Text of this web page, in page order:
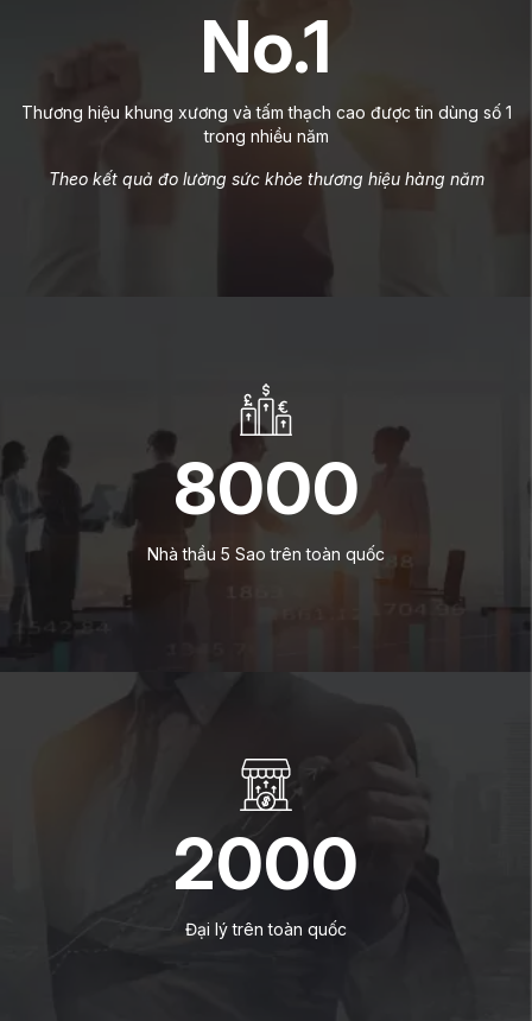
No.1
Thương hiệu khung xương và tấm thạch cao được tin dùng số 1
trong nhiều năm
Theo kết quả đo lường sức khỏe thương hiệu hàng năm
8000
Nhà thầu 5 Sao trên toàn quốc
2000
Đại lý trên toàn quốc